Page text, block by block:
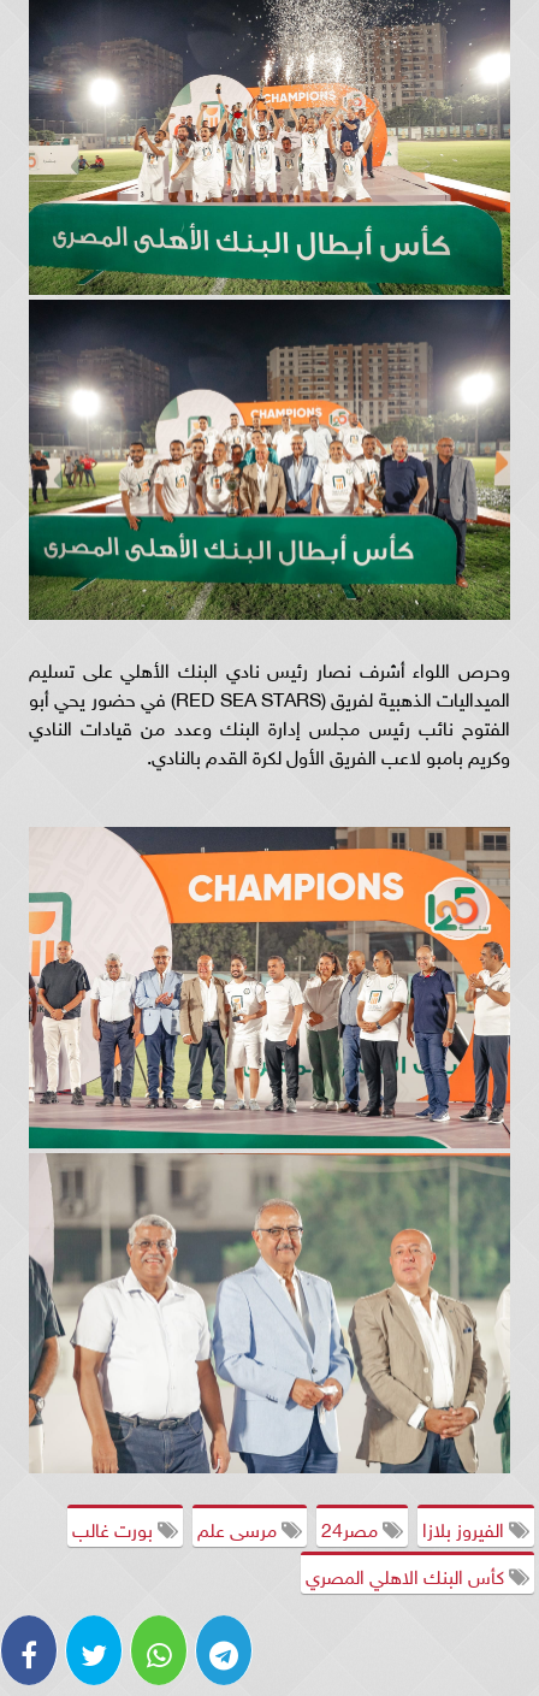
وحرص اللواء أشرف نصار رئيس نادي البنك الأهلي على تسليم
الميداليات الذهبية لفريق (RED SEA STARS) في حضور يحي أبو
الفتوح نائب رئيس مجلس إدارة البنك وعدد من قيادات النادي
وكريم بامبو لاعب الفريق الأول لكرة القدم بالنادي.
الفيروز بلازا مصر24 مرسى علم
بورت غالب
كأس البنك الاهلي المصري